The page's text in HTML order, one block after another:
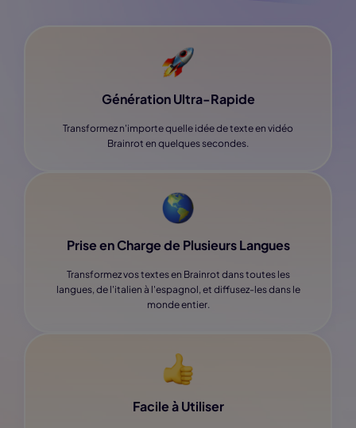
Génération Ultra-Rapide
Transformez n'importe quelle idée de texte en vidéo
Brainrot en quelques secondes.
Prise en Charge de Plusieurs Langues
Transformez vos textes en Brainrot dans toutes les
langues, de l'italien à l'espagnol, et diffusez-les dans le
monde entier.
Facile à Utiliser